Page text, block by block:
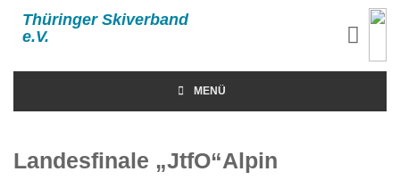
Thüringer Skiverband
e.V.
MENÜ
Landesfinale „JtfO“Alpin